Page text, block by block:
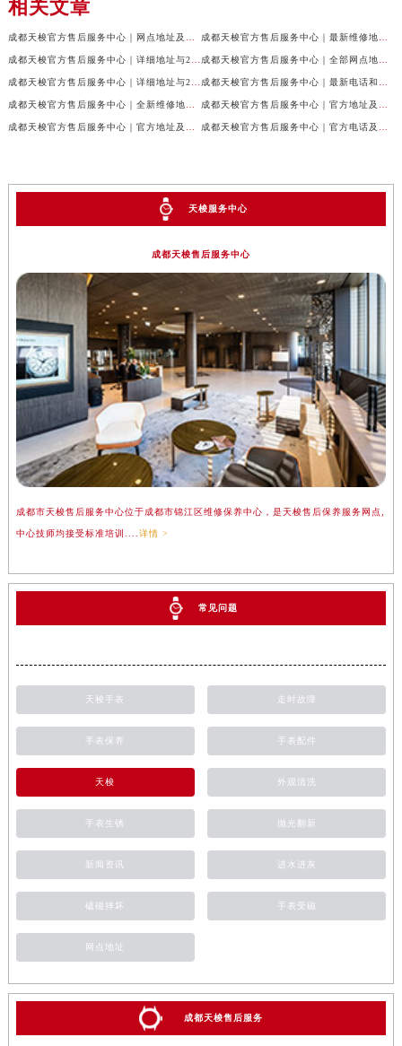
相关文章
天梭服务中心
成都天梭售后服务中心
成都市天梭售后服务中心位于成都市锦江区维修保养中心，是天梭售后保养服务网点,
中心技师均接受标准培训.... 详情 >
常见问题
天梭手表 走时故障
手表保养 手表配件
天梭 外观清洗
手表生锈 抛光翻新
新闻资讯 进水进灰
磕碰摔坏 手表受磁
网点地址
成都天梭售后服务